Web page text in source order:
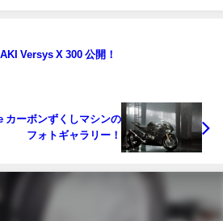
Versys X 300 公開！
カーボンずくしマシンの
フォトギャラリー！